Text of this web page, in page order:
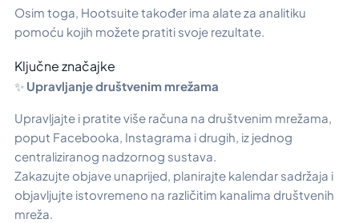
Osim toga, Hootsuite također ima alate za analitiku
pomoću kojih možete pratiti svoje rezultate.
Ključne značajke
✨ Upravljanje društvenim mrežama
Upravljajte i pratite više računa na društvenim mrežama,
poput Facebooka, Instagrama i drugih, iz jednog
centraliziranog nadzornog sustava.
Zakazujte objave unaprijed, planirajte kalendar sadržaja i
objavljujte istovremeno na različitim kanalima društvenih
mreža.